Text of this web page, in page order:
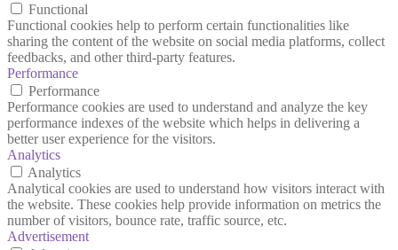
Functional
Functional cookies help to perform certain functionalities like
sharing the content of the website on social media platforms, collect
feedbacks, and other third-party features.
Performance
Performance
Performance cookies are used to understand and analyze the key
performance indexes of the website which helps in delivering a
better user experience for the visitors.
Analytics
Analytics
Analytical cookies are used to understand how visitors interact with
the website. These cookies help provide information on metrics the
number of visitors, bounce rate, traffic source, etc.
Advertisement